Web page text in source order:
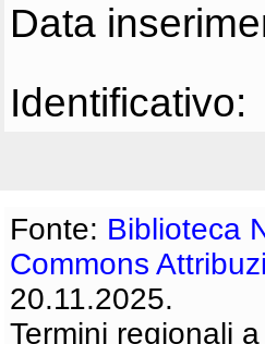
Data
Identificativo:
Fonte: Biblioteca
Commons
20.11.2025.
Termini regionali